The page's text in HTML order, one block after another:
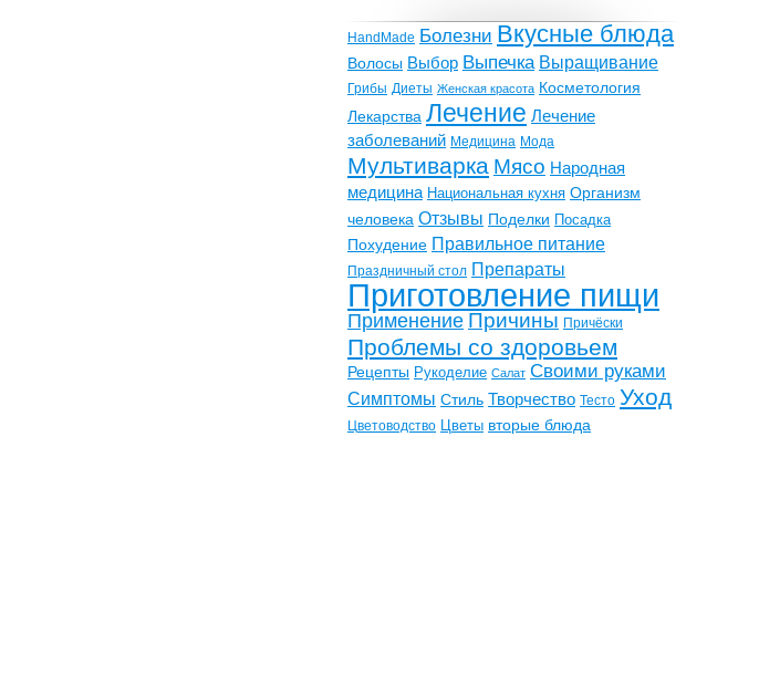
HandMade Болезни Вкусные блюда
Волосы Выбор Выпечка Выращивание
Грибы Диеты Женская красота Косметология
Лекарства Лечение Лечение
заболеваний Медицина Мода
Мультиварка Мясо Народная
медицина Национальная кухня Организм
человека Отзывы Поделки Посадка
Похудение Правильное питание
Праздничный стол Препараты
Приготовление пищи
Применение Причины Причёски
Проблемы со здоровьем
Рецепты Рукоделие Салат Своими руками
Симптомы Стиль Творчество Тесто Уход
Цветоводство Цветы вторые блюда